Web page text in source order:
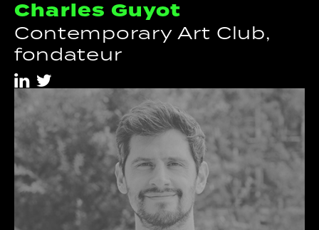
Charles Guyot
Contemporary Art Club,
fondateur
i t